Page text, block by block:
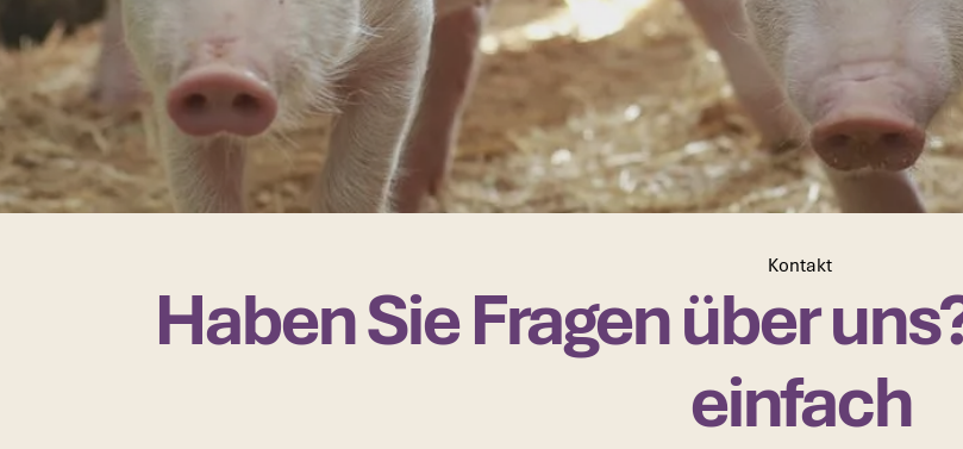
Kontakt
Haben Sie Fragen über
einfach